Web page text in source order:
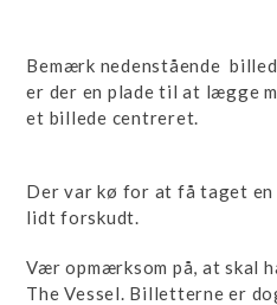
Bemærk nedenstående
er der en plade til at lægge
et billede centreret.
Der var kø for at få taget
lidt forskudt.
Vær opmærksom på, at skal
The Vessel. Billetterne er